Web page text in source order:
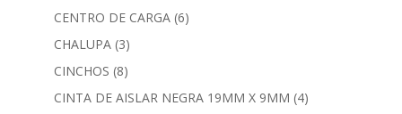
CENTRO DE CARGA (6)
CHALUPA (3)
CINCHOS (8)
CINTA DE AISLAR NEGRA 19MM X 9MM (4)